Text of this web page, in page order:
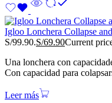
Igloo Lonchera Collapse
S/99.90.S/69.90Current
Una lonchera con
Con capacidad para
Leer más